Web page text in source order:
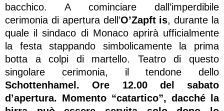
bacchico. A cominciare dall’imperdibile
cerimonia di apertura dell’O’Zapft is, durante la
quale il sindaco di Monaco aprirà ufficialmente
la festa stappando simbolicamente la prima
botta a colpi di martello. Teatro di questo
singolare cerimonia, il tendone dello
Schottenhamel. Ore 12.00 del sabato
d’apertura. Momento “catartico”, dacché la